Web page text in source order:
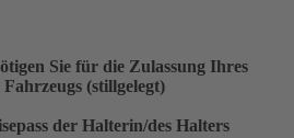
Sie für die Zulassung Ihres
(stillgelegt)
der Halterin/des Halters